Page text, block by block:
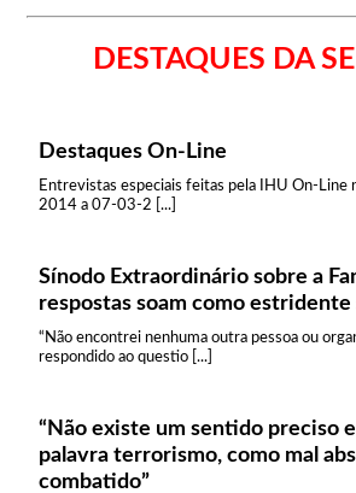
DESTAQUES DA
Destaques On-Line
Entrevistas especiais feitas pela IHU On-Line
2014 a 07-03-2 [...]
Sínodo Extraordinário sobre a
respostas soam como estridente
“Não encontrei nenhuma outra pessoa ou
respondido ao questio [...]
“Não existe um sentido preciso
palavra terrorismo, como mal
combatido”